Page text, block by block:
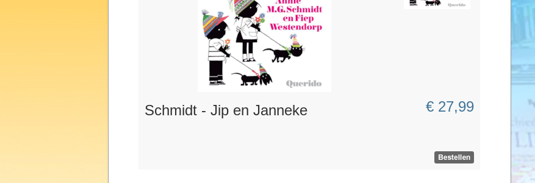
Schmidt - Jip en Janneke € 27,99